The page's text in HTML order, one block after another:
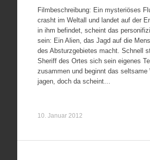
Filmbeschreibung: Ein mysteriöses
crasht im Weltall und landet auf der
in ihm befindet, scheint das
sein: Ein Alien, das Jagd auf die
des Absturzgebietes macht. Schnell
Sheriff des Ortes sich sein eigenes
zusammen und beginnt das seltsame
jagen, doch da scheint…
10. Januar 2012